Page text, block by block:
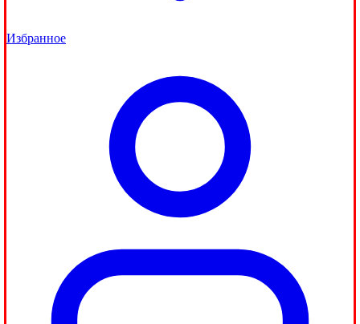
Избранное